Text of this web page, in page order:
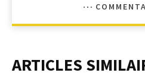
ARTICLES